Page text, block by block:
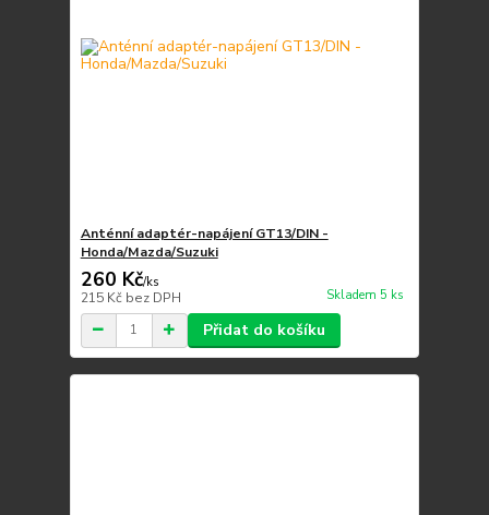
Anténní adaptér-napájení GT13/DIN -
Honda/Mazda/Suzuki
260 Kč/ks
215 Kč bez DPH Skladem 5 ks
Přidat do košíku